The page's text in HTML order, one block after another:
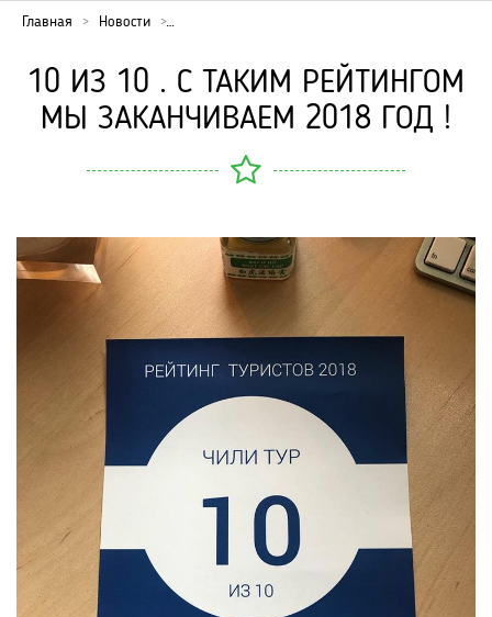
Главная Новости
10 ИЗ 10 . С ТАКИМ РЕЙТИНГОМ
МЫ ЗАКАНЧИВАЕМ 2018 ГОД !